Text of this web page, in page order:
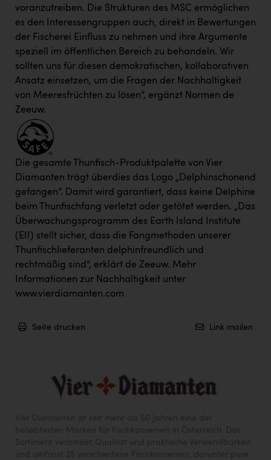
voranzutreiben. Die Strukturen des MSC ermöglichen
es den Interessengruppen auch, direkt in Bewertungen
der Fischerei Einfluss zu nehmen und ihre Argumente
speziell im öffentlichen Bereich zu behandeln. Wir
sollten uns für diesen demokratischen, kollaborativen
Ansatz einsetzen, um die Fragen der Nachhaltigkeit
von Meeresfrüchten zu lösen“, ergänzt Normen de
Zeeuw.
Die gesamte Thunfisch-Produktpalette von Vier
Diamanten trägt überdies das Logo „Delphinschonend
gefangen“. Damit wird garantiert, dass keine Delphine
beim Thunfischfang verletzt oder getötet werden. „Das
Überwachungsprogramm des Earth Island Institute
(EII) stellt sicher, dass die Fangmethoden unserer
Thunfischlieferanten delphinfreundlich und
rechtmäßig sind“, erklärt de Zeeuw. Mehr
Informationen zur Nachhaltigkeit unter
www.vierdiamanten.com
Seite drucken Link mailen